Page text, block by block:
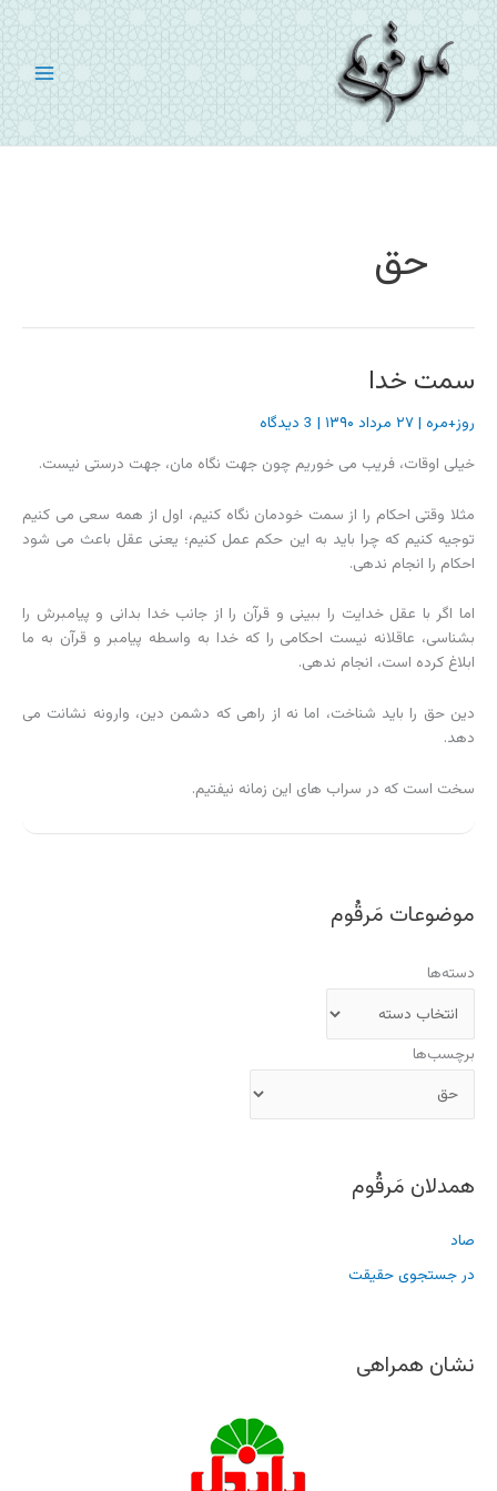
پرش
به
محتوا
حق
سمت خدا
روز+مره |۲۷ مرداد ۱۳۹۰ | 3 دیدگاه
خیلی اوقات، فریب می خوریم چون جهت نگاه مان، جهت درستی نیست.
مثلا وقتی احکام را از سمت خودمان نگاه کنیم، اول از همه سعی می کنیم
توجیه کنیم که چرا باید به این حکم عمل کنیم؛ یعنی عقل باعث می شود
احکام را انجام ندهی.
اما اگر با عقل خدایت را ببینی و قرآن را از جانب خدا بدانی و پیامبرش را
بشناسی، عاقلانه نیست احکامی را که خدا به واسطه پیامبر و قرآن به ما
ابلاغ کرده است، انجام ندهی.
دین حق را باید شناخت، اما نه از راهی که دشمن دین، وارونه نشانت می
دهد.
سخت است که در سراب های این زمانه نیفتیم.
موضوعات مَرقُوم
دسته‌ها
برچسب‌ها
همدلان مَرقُوم
صاد
در جستجوی حقیقت
نشان همراهی